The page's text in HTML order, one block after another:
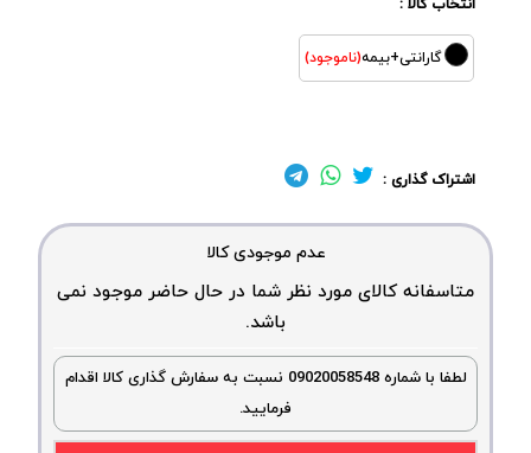
انتخاب کالا :
گارانتی+بیمه(ناموجود)
اشتراک گذاری :
عدم موجودی کالا
متاسفانه کالای مورد نظر شما در حال حاضر موجود نمی
باشد.
لطفا با شماره 09020058548 نسبت به سفارش گذاری کالا اقدام
فرمایید.